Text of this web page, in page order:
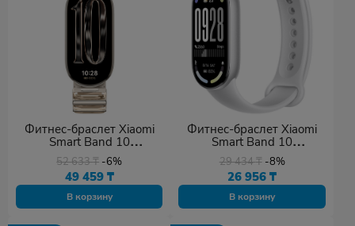
Фитнес-браслет Xiaomi
Smart Band 10
золотистый
52 633₸ -6%
49 459 ₸
В корзину
Фитнес-браслет Xiaomi
Smart Band 10
серебристый
29 434₸ -8%
26 956₸
В корзину